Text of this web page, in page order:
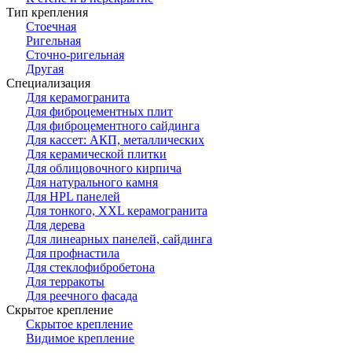
Тип крепления
Стоечная
Ригельная
Сточно-ригельная
Другая
Специализация
Для керамогранита
Для фиброцементных плит
Для фиброцементного сайдинга
Для кассет: АКП, металлических
Для керамической плитки
Для облицовочного кирпича
Для натурального камня
Для HPL панелей
Для тонкого, XXL керамогранита
Для дерева
Для линеарных панелей, сайдинга
Для профнастила
Для стеклофибробетона
Для терракоты
Для реечного фасада
Скрытое крепление
Скрытое крепление
Видимое крепление